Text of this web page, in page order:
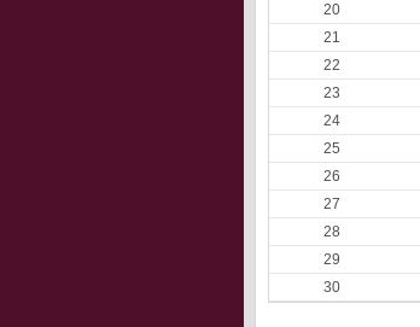
20
21
22
23
24
25
26
27
28
29
30